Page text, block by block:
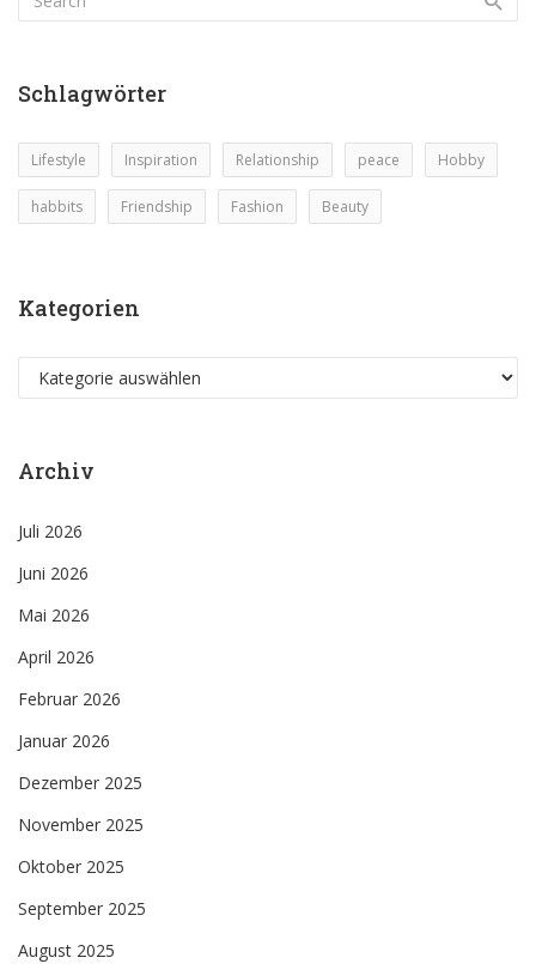
Schlagwörter
Lifestyle Inspiration Relationship peace Hobby
habbits Friendship Fashion Beauty
Kategorien
Kategorien
Archiv
Juli 2026
Juni 2026
Mai 2026
April 2026
Februar 2026
Januar 2026
Dezember 2025
November 2025
Oktober 2025
September 2025
August 2025